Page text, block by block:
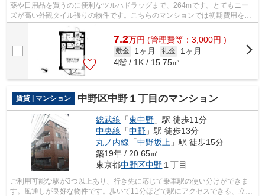
薬や日用品を買うのに便利なツルハドラッグまで、264mです。とてもニー
ズが高い外観タイル張りの物件です。こちらのマンションでは初期費用をカ
ードでお支払いいただけます。駅徒歩10...
7.2万円 (管理費等：3,000円 )
敷金 1ヶ月 礼金
1ヶ月
4階 / 1K / 15.75㎡
賃貸 | マンション 中野区中野１丁目のマンション
総武線 「東中野 」駅 徒歩11分
中央線 「中野 」駅 徒歩13分
丸ノ内線 「中野坂上 」駅 徒歩15分
築19年 / 20.65㎡
東京都中野区中野 １丁目
ご利用可能な駅が3つ以上あり、行き先に応じて乗車駅の使い分けができま
す。風通しが良好な物件です。歩いて11分ほどで駅にアクセスできる、立地